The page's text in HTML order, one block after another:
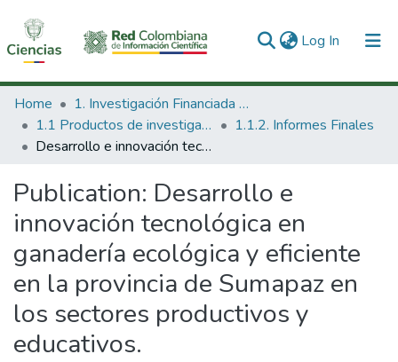
Log In (current)
Communities & Collections
All of DSpace
Home
1. Investigación Financiada con Recursos Públicos
1.1 Productos de investigación
1.1.2. Informes Finales
Desarrollo e innovación tecnológica en ganadería ecológica y eficiente en la provincia de Sumapaz en los sectores productivos y educativos.
Publication: Desarrollo e
innovación tecnológica en
ganadería ecológica y eficiente
en la provincia de Sumapaz en
los sectores productivos y
educativos.